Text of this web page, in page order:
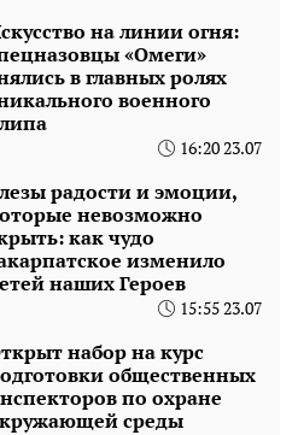
на линии огня:
«Омеги»
в главных ролях
военного
16:20 23.07
радости и эмоции,
невозможно
как чудо
изменило
наших Героев
15:55 23.07
набор на курс
общественных
по охране
среды